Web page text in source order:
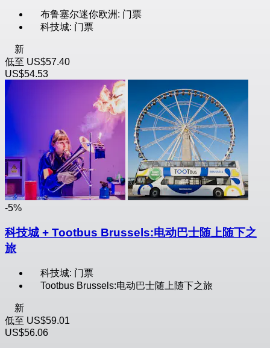
布鲁塞尔迷你欧洲: 门票
科技城: 门票
新
低至 US$57.40
US$54.53
-5%
科技城 + Tootbus Brussels:电动巴士随上随下之
旅
科技城: 门票
Tootbus Brussels:电动巴士随上随下之旅
新
低至 US$59.01
US$56.06